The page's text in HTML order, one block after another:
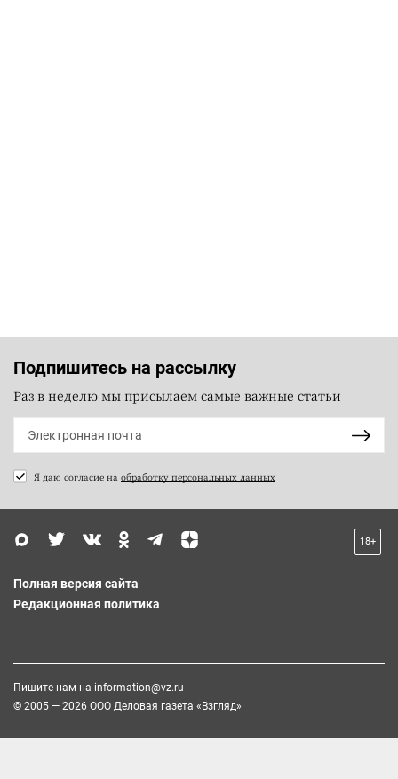
Подпишитесь на рассылку
Раз в неделю мы присылаем самые важные статьи
Я даю согласие на обработку персональных данных
18+
Полная версия сайта
Редакционная политика
Пишите нам на information@vz.ru
© 2005 — 2026 ООО Деловая газета «Взгляд»